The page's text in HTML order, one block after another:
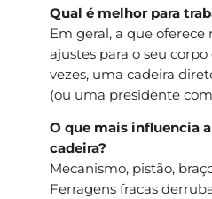
Qual é melhor para
Em geral, a que
ajustes para o seu
vezes, uma cadeira
(ou uma presidente
O que mais influencia
cadeira?
Mecanismo, pistão,
Ferragens fracas